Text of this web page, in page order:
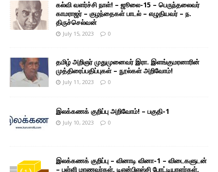
கல்வி வளர்ச்சி நாள்! – ஜூலை-15 – பெருந்தலைவர்
காமராஜர் – குழந்தைகள் பாடல் – எழுதியவர் – ந.
திருச்செல்வன்
July 15, 2023 0
தமிழ் அறிஞர் முதுமுனைவர் இரா. இளங்குமரனாரின்
முத்திரைப்பதிப்புகள் – நூல்கள் அறிவோம்!
July 11, 2023 0
இலக்கணக் குறிப்பு அறிவோம்! – பகுதி-1
July 10, 2023 0
இலக்கணக் குறிப்பு – வினாடி வினா-1 – விடைகளுடன்
– பள்ளி மாணவர்கள், டிஎன்பிஎஸ்சி போட்டியாளர்கள்,